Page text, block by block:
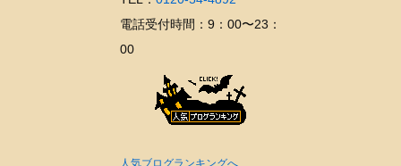
電話受付時間：9：00〜23：
00
人気ブログランキングへ